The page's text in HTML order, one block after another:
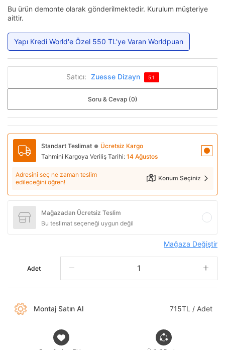
Bu ürün demonte olarak gönderilmektedir. Kurulum müşteriye
aittir.
Yapı Kredi World'e Özel 550 TL'ye Varan Worldpuan
Satıcı: Zuesse Dizayn 5.1
Soru & Cevap (0)
Standart Teslimat ● Ücretsiz Kargo
Tahmini Kargoya Veriliş Tarihi: 14 Ağustos
Adresini seç ne zaman teslim
edileceğini öğren!
Konum Seçiniz
Mağazadan Ücretsiz Teslim
Bu teslimat seçeneği uygun değil
Mağaza Değiştir
Adet
Montaj Satın Al 715TL / Adet